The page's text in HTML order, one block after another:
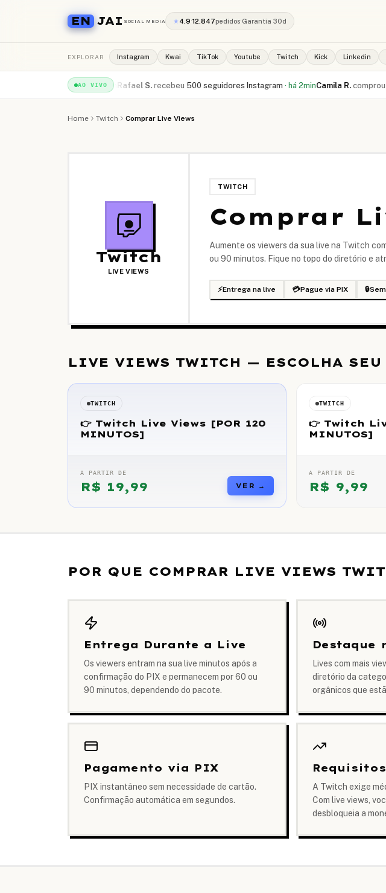
EN JAI SOCIAL MEDIA ★4.9·12.847pedidos·Garantia 30d
EXPLORAR Instagram Kwai TikTok Youtube Twitch Kick Linkedin
AO VIVO
há 1minRafael S. recebeu 500 seguidores Instagram ·há 2minCamila R. comprou 10.000
Home Twitch Comprar Live Views
Twitch
LIVE VIEWS
TWITCH
Comprar
Aumente os viewers da sua live na Twitch
ou 90 minutos. Fique no topo do diretório e
⚡Entrega na live 💳Pague via PIX 🔒
LIVE VIEWS TWITCH — ESCOLHA SEU
TWITCH
👉 Twitch Live Views [POR 120
MINUTOS]
A PARTIR DE
R$ 19,99 VER →
TWITCH
👉 Twitch
MINUTOS]
A PARTIR DE
R$ 9,99
POR QUE COMPRAR LIVE VIEWS
Entrega Durante a Live
Os viewers entram na sua live minutos após a
confirmação do PIX e permanecem por 60 ou
90 minutos, dependendo do pacote.
Destaque
Lives com mais
diretório da
orgânicos que
Pagamento via PIX
PIX instantâneo sem necessidade de cartão.
Confirmação automática em segundos.
A Twitch exige
Com live views,
desbloqueia a